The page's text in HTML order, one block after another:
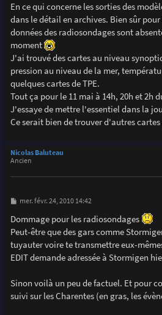
En ce qui concerne les sorties des
dans le détail en archives. Bien sûr pour
données des radiosondages sont
moment
J'ai trouvé des cartes au niveau
pression au niveau de la mer,
quelques cartes de TPE.
Tout ça pour le 11 mai à 14h, 20h et 2h
J'essaye de mettre l'essentiel dans la
Ce serait bien de trouver d'autres
Nicolas Baluteau
Ancien
M
s
s
a
e
mer. févr. 24, 2010 14:42
Dommage pour les radiosondages
Peut-être que des gars comme
tuyauter voire te transmettre eux-
EDIT demande adressée à Stormigen
Sinon voilà un peu de factuel. Et pour
suivi sur les Charentes (en gras, les